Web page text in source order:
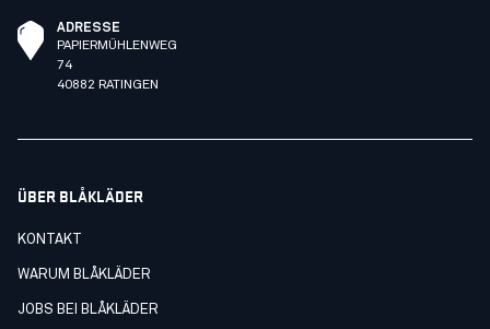
ADRESSE
PAPIERMÜHLENWEG
74
40882 RATINGEN
ÜBER BLÅKLÄDER
KONTAKT
WARUM BLÅKLÄDER
JOBS BEI BLÅKLÄDER